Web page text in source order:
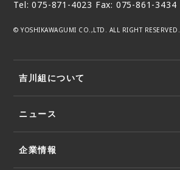
Tel: 075-871-4023 Fax: 075-861-3434
© YOSHIKAWAGUMI CO.,LTD. ALL RIGHT RESERVED.
吉川組について
ニュース
企業情報